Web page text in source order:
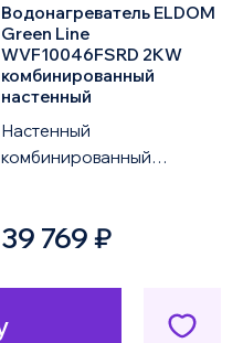
Водонагреватель ELDOM
Green Line
WVF10046FSRD 2KW
комбинированный
настенный
Настенный
комбинированный
2KW объемом 100 литров
39 769 ₽